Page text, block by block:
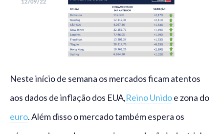
Neste início de semana os mercados ficam atentos
aos dados de inflação dos EUA,Reino Unidoe zona do
euro. Além disso o mercado também espera os